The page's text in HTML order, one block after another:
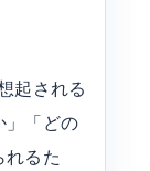
起される
」「どの
れるた